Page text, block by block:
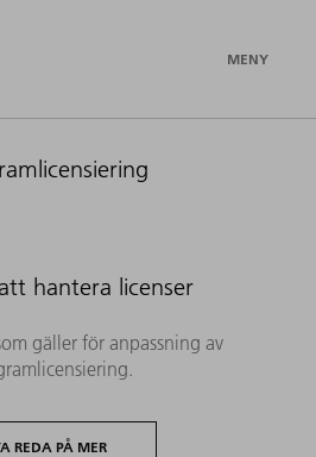
MENY
hantera licenser
gäller för anpassning av
REDA PÅ MER